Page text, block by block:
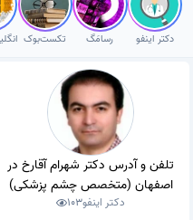
دکتر اینفو رسامَگ تکست‌بوک
تلفن و آدرس دکتر شهرام آقارخ در
اصفهان (متخصص چشم پزشکی)
دکتر اینفو103